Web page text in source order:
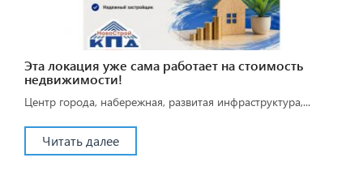
Эта локация уже сама работает на стоимость
недвижимости!
Центр города, набережная, развитая инфраструктура,...
Читать далее